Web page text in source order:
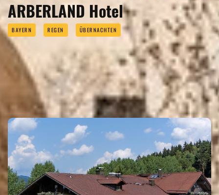
ARBERLAND Hotel
BAYERN REGEN ÜBERNACHTEN
ÜBERNACHTEN
Eigenen Eintrag kostenlos erstellen >